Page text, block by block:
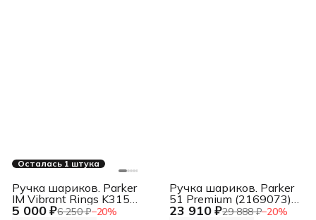
Осталась 1 штука
5 000 ₽6 250 ₽−20%
Ручка шариков. Parker
IM Vibrant Rings K315
(2172941) Marine Blue
23 910 ₽29 888 ₽−20%
Ручка шариков. Parker
51 Premium (2169073)
Red Rage GT M черн.